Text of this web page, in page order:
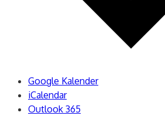
Google Kalender
iCalendar
Outlook 365